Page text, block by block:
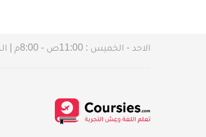
الاحد - الخميس : 11:00ص - 8:00م | السبت : 12:00م - 4:00 م